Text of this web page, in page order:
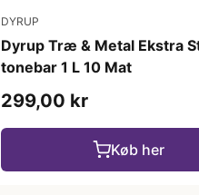
DYRUP
Dyrup Træ & Metal Ekstra
tonebar 1 L 10 Mat
299,00 kr
Køb her